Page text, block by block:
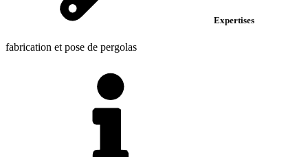
Expertises
fabrication et pose de pergolas